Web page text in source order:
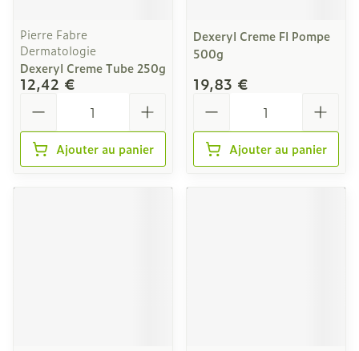
Pierre Fabre
Dermatologie
Dexeryl Creme Tube 250g
12,42 €
Ajouter au panier
Dexeryl Creme Fl Pompe
500g
19,83 €
Ajouter au panier